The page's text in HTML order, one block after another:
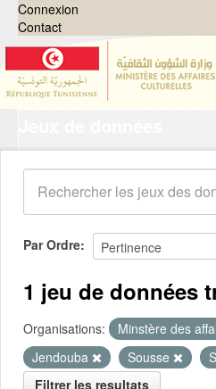
Connexion
Contact
Organisations
Groupes
Demandes 0
À propos
Par Ordre
1 jeu de données
Organisations: Minstère des
Jendouba
Sousse
Filtrer les resultats